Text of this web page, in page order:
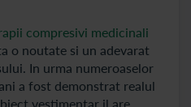
compresivi medicinali
o noutate si un adevarat
In urma numeroaselor
a fost demonstrat realul
vestimentar il are